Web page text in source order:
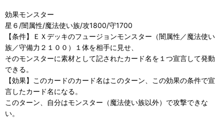
効果モンスター
星６/闇属性/魔法使い族/攻1800/守1700
【条件】ＥＸデッキのフュージョンモンスター（闇属性／魔法使い
族／守備力２１００）１体を相手に見せ、
そのモンスターに素材として記されたカード名を１つ宣言して発動
できる。
【効果】このカードのカード名はこのターン、この効果の条件で宣
言したカード名になる。
このターン、自分はモンスター（魔法使い族以外）で攻撃できな
い。